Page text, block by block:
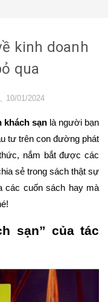
kinh doanh
qua
10/01/2024
khách sạn là người bạn
tư trên con đường phát
nắm bắt được các
sẻ trong sách thật sự
các cuốn sách hay mà
sạn” của tác